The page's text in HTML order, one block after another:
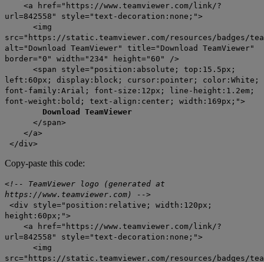
<a href="https://www.teamviewer.com/link/?
url=842558" style="text-decoration:none;">
<img
src="https://static.teamviewer.com/resources/badges/
alt="Download TeamViewer" title="Download TeamViewer"
border="0" width="234" height="60" />
<span style="position:absolute; top:15.5px;
left:60px; display:block; cursor:pointer; color:White;
font-family:Arial; font-size:12px; line-height:1.2em;
font-weight:bold; text-align:center; width:169px;">
Download TeamViewer
</span>
</a>
</div>
Copy-paste this code:
<!-- TeamViewer logo (generated at
https://www.teamviewer.com) -->
<div style="position:relative; width:120px;
height:60px;">
<a href="https://www.teamviewer.com/link/?
url=842558" style="text-decoration:none;">
<img
src="https://static.teamviewer.com/resources/badges/